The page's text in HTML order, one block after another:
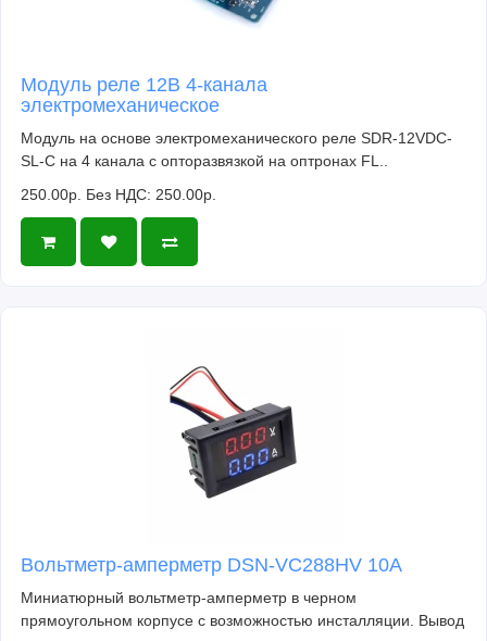
Модуль реле 12В 4-канала
электромеханическое
Модуль на основе электромеханического реле SDR-12VDC-
SL-C на 4 канала с опторазвязкой на оптронах FL..
250.00р. Без НДС: 250.00р.
Вольтметр-амперметр DSN-VC288HV 10А
Миниатюрный вольтметр-амперметр в черном
прямоугольном корпусе с возможностью инсталляции. Вывод